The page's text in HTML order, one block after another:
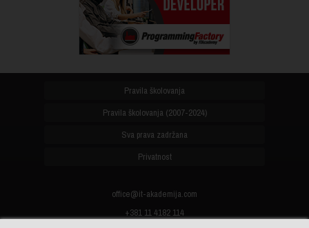
Pravila školovanja
Pravila školovanja (2007-2024)
Sva prava zadržana
Privatnost
office@it-akademija.com
+381 11 4182 114